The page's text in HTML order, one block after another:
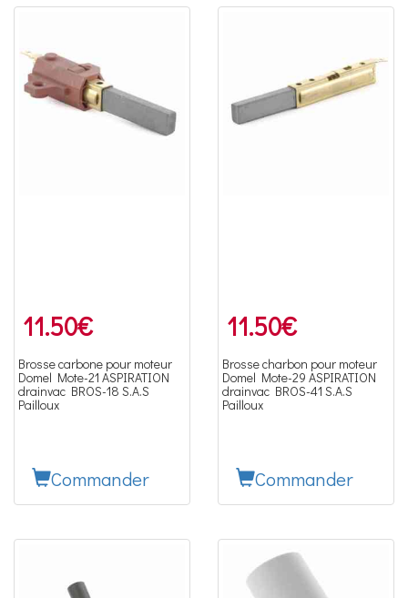
11.50€
Brosse carbone pour moteur
Domel Mote-21 ASPIRATION
drainvac BROS-18 S.A.S
Pailloux
Commander
11.50€
Brosse charbon pour moteur
Domel Mote-29 ASPIRATION
drainvac BROS-41 S.A.S
Pailloux
Commander